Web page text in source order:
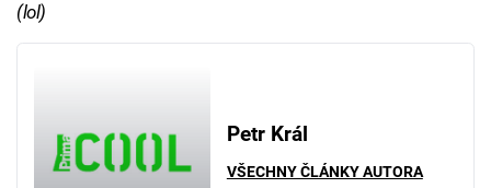
(lol)
Petr Král
VŠECHNY ČLÁNKY AUTORA